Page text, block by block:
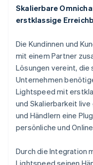
Skalierbare
erstklassige
Die Kundinnen und
mit einem Partner
Lösungen vereint, die
Unternehmen
Lightspeed mit
und Skalierbarkeit live
und Händlern eine
persönliche und
Durch die Integration
Lightspeed seinen